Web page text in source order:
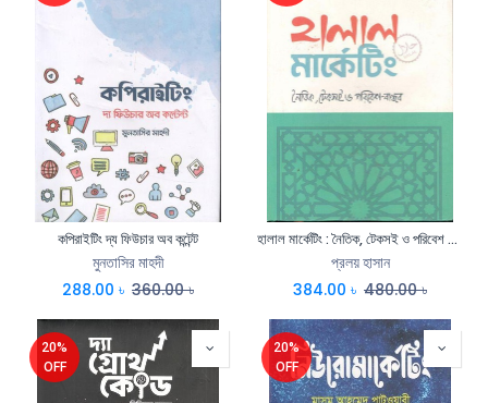
কপিরাইটিং দ্য ফিউচার অব কন্টেন্ট
মুনতাসির মাহদী
288.00 ৳ 360.00৳
হালাল মার্কেটিং : নৈতিক, টেকসই ও পরিবেশ বান্ধব
প্রলয় হাসান
384.00 ৳ 480.00৳
20%
OFF
20%
OFF